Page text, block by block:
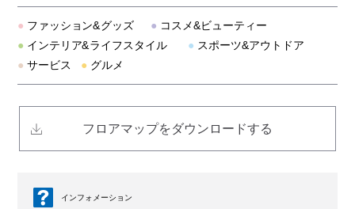
ビーバー
● ファッション&グッズ ● コスメ&ビューティー
● インテリア&ライフスタイル ● スポーツ&アウトドア
● サービス ● グルメ
フロアマップをダウンロードする
インフォメーション